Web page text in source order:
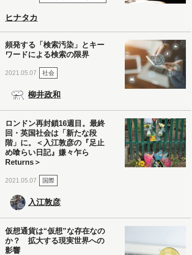
ヒナタカ
頻発する「検索汚染」とキー
ワードによる検索の限界
2021.05.07 社会
柳井政和
ロンドン再封鎖16週目。最終
回・英国社会は「新たな段
階」に。＜入江敦彦の『足止
め喰らい日記』嫌々乍ら
Returns＞
2021.05.07 国際
入江敦彦
仮想通貨は“仮想”な存在なの
か？ 拡大する現実世界への
影響